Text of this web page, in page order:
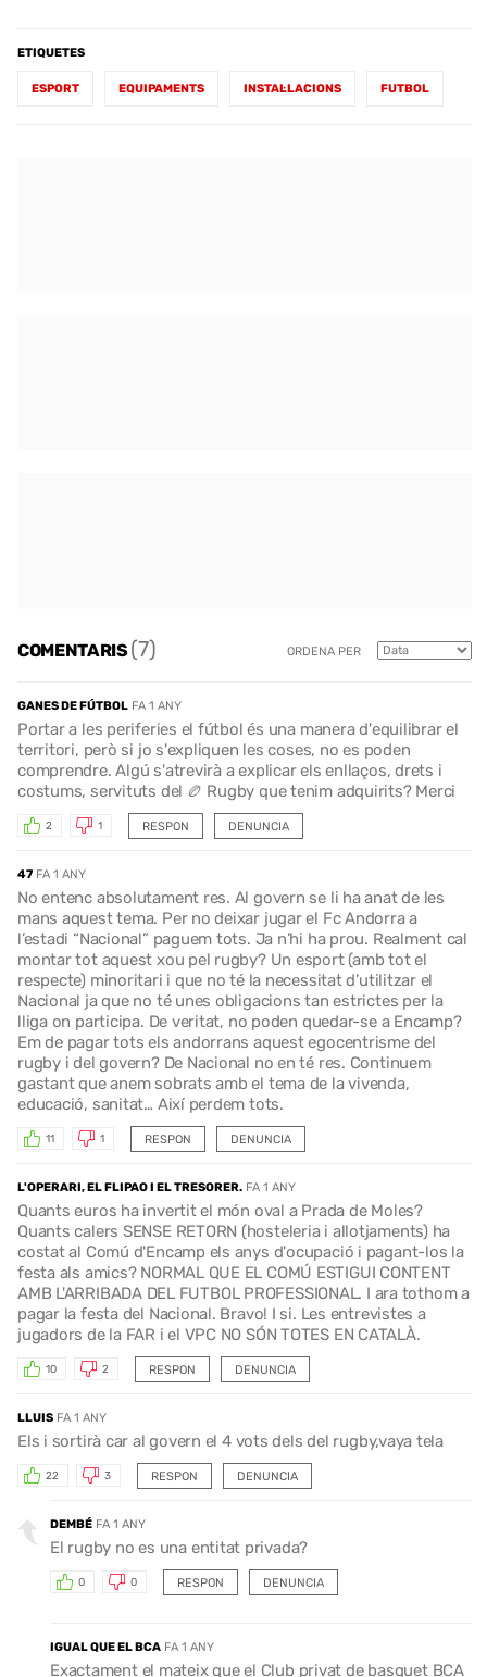
ETIQUETES
ESPORT EQUIPAMENTS INSTAL·LACIONS FUTBOL
COMENTARIS(7) ORDENA PER
GANES DE FÚTBOL FA 1 ANY
Portar a les periferies el fútbol és una manera d'equilibrar el
territori, però si jo s'expliquen les coses, no es poden
comprendre. Algú s'atrevirà a explicar els enllaços, drets i
costums, servituts del 🏉 Rugby que tenim adquirits? Merci
RESPON
2 1 DENUNCIA
47 FA 1 ANY
No entenc absolutament res. Al govern se li ha anat de les
mans aquest tema. Per no deixar jugar el Fc Andorra a
l’estadi “Nacional” paguem tots. Ja n’hi ha prou. Realment cal
montar tot aquest xou pel rugby? Un esport (amb tot el
respecte) minoritari i que no té la necessitat d’utilitzar el
Nacional ja que no té unes obligacions tan estrictes per la
lliga on participa. De veritat, no poden quedar-se a Encamp?
Em de pagar tots els andorrans aquest egocentrisme del
rugby i del govern? De Nacional no en té res. Continuem
gastant que anem sobrats amb el tema de la vivenda,
educació, sanitat… Així perdem tots.
RESPON
11 1 DENUNCIA
L'OPERARI, EL FLIPAO I EL TRESORER. FA 1 ANY
Quants euros ha invertit el món oval a Prada de Moles?
Quants calers SENSE RETORN (hosteleria i allotjaments) ha
costat al Comú d'Encamp els anys d'ocupació i pagant-los la
festa als amics? NORMAL QUE EL COMÚ ESTIGUI CONTENT
AMB L'ARRIBADA DEL FUTBOL PROFESSIONAL. I ara tothom a
pagar la festa del Nacional. Bravo! I si. Les entrevistes a
jugadors de la FAR i el VPC NO SÓN TOTES EN CATALÀ.
RESPON
10 2 DENUNCIA
LLUIS FA 1 ANY
Els i sortirà car al govern el 4 vots dels del rugby,vaya tela
RESPON
22 3 DENUNCIA
DEMBÉ FA 1 ANY
El rugby no es una entitat privada?
RESPON
0 0 DENUNCIA
IGUAL QUE EL BCA FA 1 ANY
Exactament el mateix que el Club privat de basquet BCA